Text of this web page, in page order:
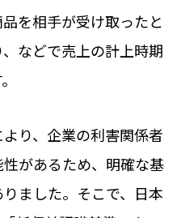
を相手が受け取ったと
などで売上の計上時期
り、企業の利害関係者
があるため、明確な基
ました。そこで、日本